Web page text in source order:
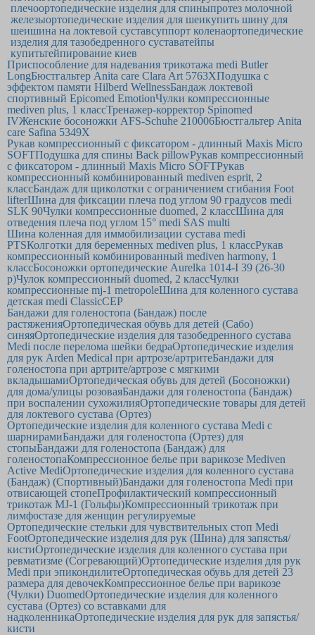
плечоортопедические изделия для спиныпротез молочной
железыортопедические изделия для шеикупить шину для
шеишина на локтевой суставсуппорт коленаортопедические
изделия для тазобедренного суставатейпы
купитьтейпирование киев
Приспособление для надевания трикотажа medi Butler
LongБюстгальтер Anita care Clara Art 5763ХПодушка с
эффектом памяти Hilberd WellnessБандаж локтевой
спортивный Epicomed EmotionЧулки компрессионные
mediven plus, 1 классТренажер-корректор Spinomed
IVЖенские босоножки AFS-Schuhe 210006Бюстгальтер Anita
care Safina 5349Х
Рукав компрессионный с фиксатором - длинный Maxis Micro
SOFTПодушка для спины Back pillowРукав компрессионный
с фиксатором - длинный Maxis Micro SOFTРукав
компрессионный комбинированный mediven esprit, 2
классБандаж для щиколотки с ограничением сгибания Foot
lifterШина для фиксации плеча под углом 90 градусов medi
SLK 90Чулки компрессионные duomed, 2 классШина для
отведения плеча под углом 15° medi SAS multi
Шина коленная для иммобилизации сустава medi
PTSКолготки для беременных mediven plus, 1 классРукав
компрессионный комбинированный mediven harmony, 1
классБосоножки ортопедические Aurelka 1014-I 39 (26-30
р)Чулок компрессионный duomed, 2 классЧулки
компрессионные mj-1 metropoleШина для коленного сустава
детская medi ClassicCEP
Бандажи для голеностопа (Бандаж) после
растяженияОртопедическая обувь для детей (Сабо)
синяяОртопедические изделия для тазобедренного сустава
Medi после перелома шейки бедраОртопедические изделия
для рук Arden Medical при артрозе/артритеБандажи для
голеностопа при артрите/артрозе с мягкими
вкладышамиОртопедическая обувь для детей (Босоножки)
для дома/улицы розоваяБандажи для голеностопа (Бандаж)
при воспалении сухожилияОртопедические товары для детей
для локтевого сустава (Ортез)
Ортопедические изделия для коленного сустава Medi с
шарнирамиБандажи для голеностопа (Ортез) для
стопыБандажи для голеностопа (Бандаж) для
голеностопаКомпрессионное белье при варикозе Mediven
Active MediОртопедические изделия для коленного сустава
(Бандаж) (Спортивный)Бандажи для голеностопа Medi при
отвисающей стопеПрофилактический компрессионный
трикотаж MJ-1 (Гольфы)Компрессионный трикотаж при
лимфостазе для женщин регулируемые
Ортопедические стельки для чувствительных стоп Medi
FootОртопедические изделия для рук (Шина) для запястья/
кистиОртопедические изделия для коленного сустава при
ревматизме (Согревающий)Ортопедические изделия для рук
Medi при эпикондилитеОртопедическая обувь для детей 23
размера для девочекКомпрессионное белье при варикозе
(Чулки) DuomedОртопедические изделия для коленного
сустава (Ортез) со вставками для
надколенникаОртопедические изделия для рук для запястья/
кисти